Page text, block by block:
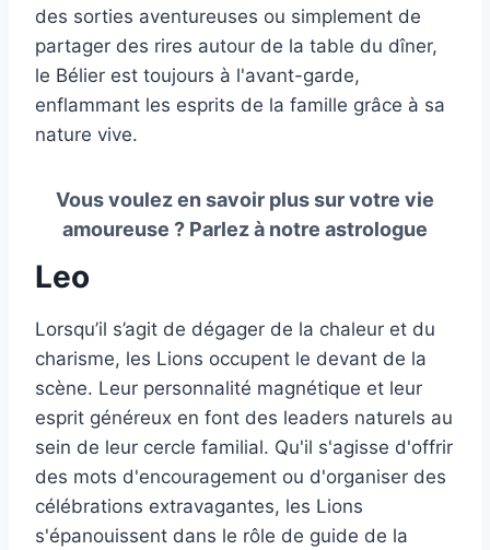
des sorties aventureuses ou simplement de
partager des rires autour de la table du dîner,
le Bélier est toujours à l'avant-garde,
enflammant les esprits de la famille grâce à sa
nature vive.
Vous voulez en savoir plus sur votre vie
amoureuse ? Parlez à notre astrologue
Leo
Lorsqu’il s’agit de dégager de la chaleur et du
charisme, les Lions occupent le devant de la
scène. Leur personnalité magnétique et leur
esprit généreux en font des leaders naturels au
sein de leur cercle familial. Qu'il s'agisse d'offrir
des mots d'encouragement ou d'organiser des
célébrations extravagantes, les Lions
s'épanouissent dans le rôle de guide de la